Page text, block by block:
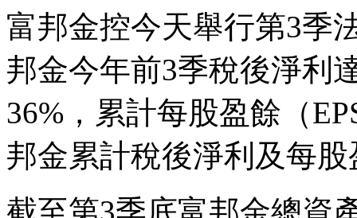
富邦金控今天舉行第3季
邦金今年前3季稅後淨利
36%，累計每股盈餘（
邦金累計稅後淨利及每
截至第3季底富邦金總資